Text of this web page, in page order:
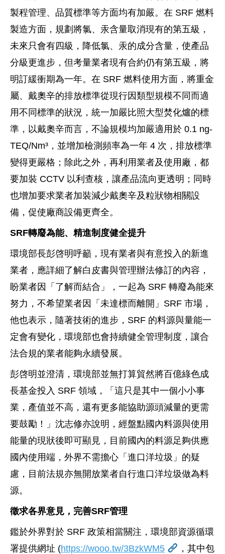
製程管理、品質標準等方面均有加嚴。在 SRF 燃料
製造方面，規劃將氯、汞含量取消現有的第五級，
未來只會有四級，降低氯、汞的成分含量，使產品
分級更進步，但考量業者現有合約仍有第五級，將
明訂緩衝期為一年。在 SRF 燃料使用方面，將重金
屬、戴奧辛的排放標準從現行因類型規模不同而適
用不同標準的狀況，統一加嚴比照大型焚化爐的標
準，以戴奧辛而言，不論規模均加嚴適用於 0.1 ng-
TEQ/Nm³，並增加檢測頻率為一年 4 次，排放標準
變得更嚴格；除此之外，再利用業者及使用廠，都
要加裝 CCTV 以利查核，讓產品流向更透明；同時
也增加要求業者加裝減少戴奧辛及粒狀物相關設
備，促使廠商設備更齊全。
SRF轉廢為能、精進制度健全提升
環境部長彭啓明呼籲，現有業者與有意投入的新進
業者，應詳細了解白皮書與管理辦法修訂的內容，
盼業者因「了解而結合」，一起為 SRF 轉廢為能來
努力，不希望業者因「未達標而離開」SRF 市場，
他也表示，隨著技術的進步，SRF 的料源與量能一
定會有變化，環境部也會持續健全管理制度，讓合
法合規的業者能夠永續發展。
彭啓明並澄清，環境部並無打算貿然將百億綠色成
長基金投入 SRF 領域，「這只是其中一個小小事
業，產值並不高，還有更多能協助源頭減量的更需
要鼓勵！」沈志修亦說明，經盤點國內料源與使用
能量的現狀後即可顯見，目前國內的料源足夠供應
國內使用端，外界不需擔心「進口洋垃圾」的疑
慮，目前法規亦無開放業者自行進口洋垃圾做為料
源。
徵求各界意見，完善SRF管理
鑑於外界對於 SRF 政策相當關注，環境部資源循環
署提供網址 (https://wooo.tw/3BzkWM5
，其中包